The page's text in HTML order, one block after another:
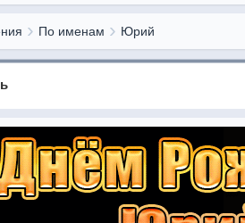
По именам Юрий